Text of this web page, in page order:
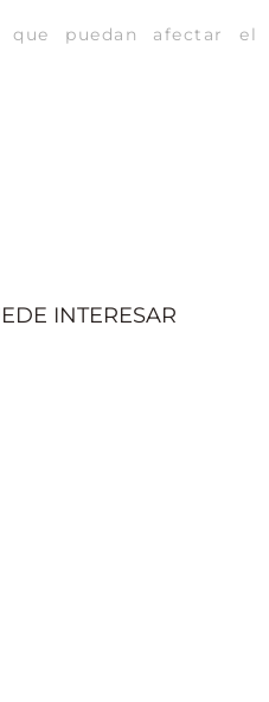
puedan afectar el
INTERESAR